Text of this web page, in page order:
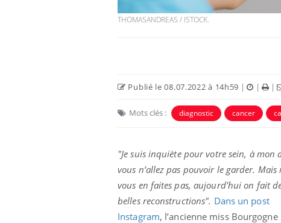
THOMASANDREAS / ISTOCK.
Publié le 08.07.2022 à 14h59 | | |
Mots clés : diagnostic cancer
"Je suis inquiète pour votre sein, à mon
vous n’allez pas pouvoir le garder. Mais
vous en faites pas, aujourd’hui on fait
belles reconstructions". Dans un post
Instagram, l’ancienne miss Bourgogne
expliquer ma maladieYoutube
Il y a des sujets qui sont faciles à aborder...
d'autres non ! D'un côté, poser des
questions sur la maladie d'un proche c'est
...